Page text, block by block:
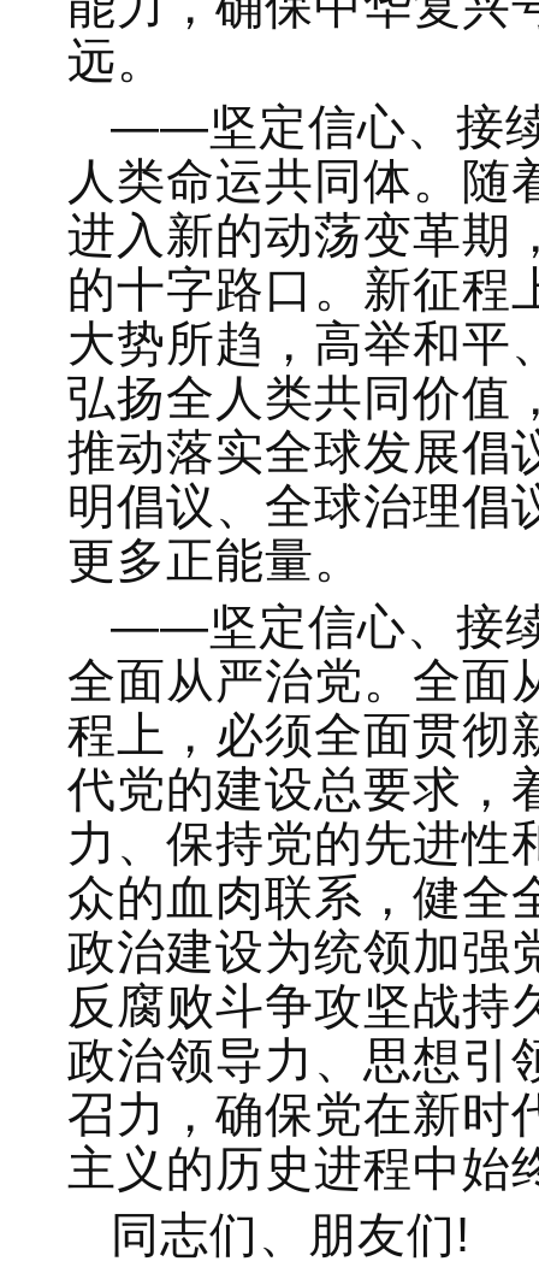
远。
——坚定信心、接
人类命运共同体。随
进入新的动荡变革期
的十字路口。新征程
大势所趋，高举和平
弘扬全人类共同价值
推动落实全球发展倡
明倡议、全球治理倡
更多正能量。
——坚定信心、接
全面从严治党。全面
程上，必须全面贯彻
代党的建设总要求，
力、保持党的先进性
众的血肉联系，健全
政治建设为统领加强
反腐败斗争攻坚战持
政治领导力、思想引
召力，确保党在新时
主义的历史进程中始
同志们、朋友们!